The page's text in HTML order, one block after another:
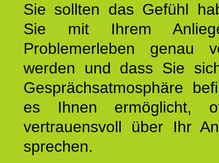
Sie sollten das Gefühl
Sie mit Ihrem
Problemerleben genau
werden und dass Sie
Gesprächsatmosphäre
es Ihnen ermöglicht,
vertrauensvoll über Ihr
sprechen.